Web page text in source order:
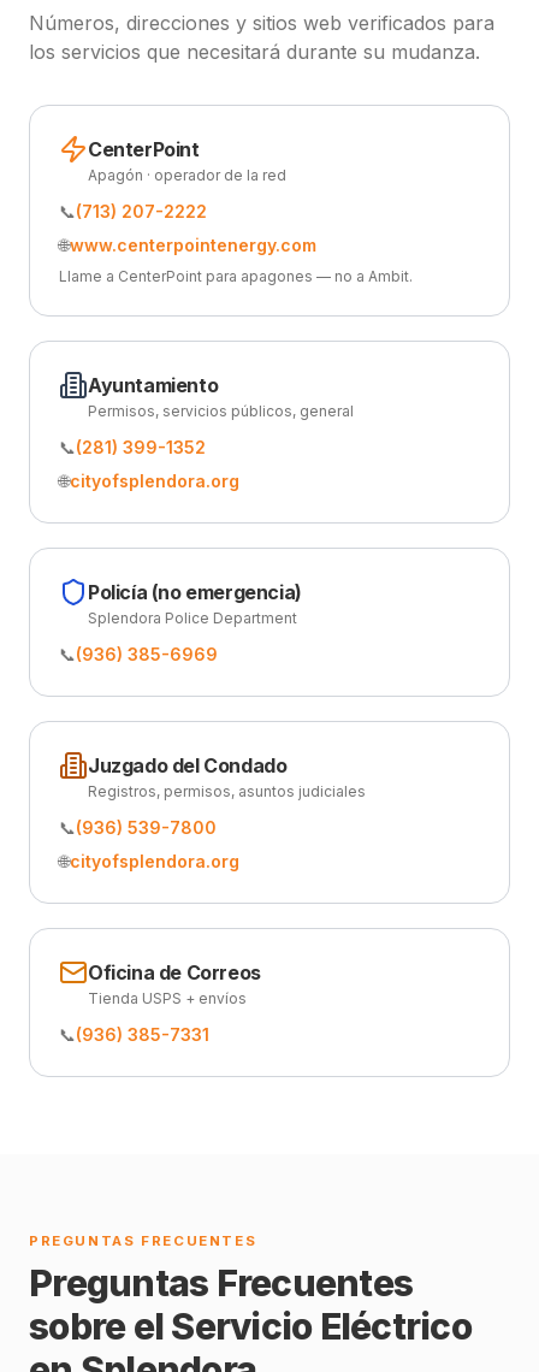
Números, direcciones y sitios web verificados para
los servicios que necesitará durante su mudanza.
CenterPoint
Apagón · operador de la red
📞(713) 207-2222
🌐www.centerpointenergy.com
Llame a CenterPoint para apagones — no a Ambit.
Ayuntamiento
Permisos, servicios públicos, general
📞(281) 399-1352
🌐cityofsplendora.org
Policía (no emergencia)
Splendora Police Department
📞(936) 385-6969
Juzgado del Condado
Registros, permisos, asuntos judiciales
📞(936) 539-7800
🌐cityofsplendora.org
Oficina de Correos
Tienda USPS + envíos
📞(936) 385-7331
PREGUNTAS FRECUENTES
Preguntas Frecuentes
sobre el Servicio Eléctrico